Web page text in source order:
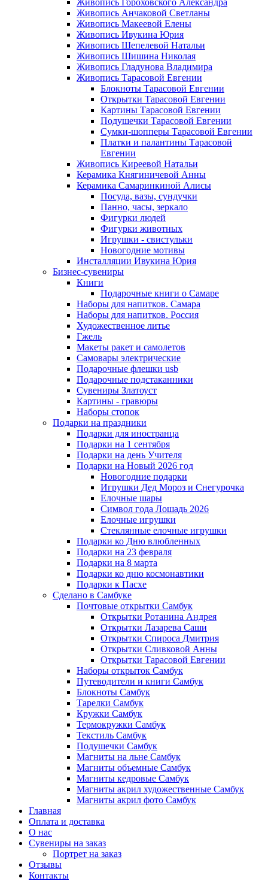
Живопись Гороховского Александра
Живопись Анчаковой Светланы
Живопись Макеевой Елены
Живопись Ивукина Юрия
Живопись Шепелевой Натальи
Живопись Шишина Николая
Живопись Гладунова Владимира
Живопись Тарасовой Евгении
Блокноты Тарасовой Евгении
Открытки Тарасовой Евгении
Картины Тарасовой Евгении
Подушечки Тарасовой Евгении
Сумки-шопперы Тарасовой Евгении
Платки и палантины Тарасовой
Евгении
Живопись Киреевой Натальи
Керамика Княгиничевой Анны
Керамика Самаринкиной Алисы
Посуда, вазы, сундучки
Панно, часы, зеркало
Фигурки людей
Фигурки животных
Игрушки - свистульки
Новогодние мотивы
Инсталляции Ивукина Юрия
Бизнес-сувениры
Книги
Подарочные книги о Самаре
Наборы для напитков. Самара
Наборы для напитков. Россия
Художественное литье
Гжель
Макеты ракет и самолетов
Самовары электрические
Подарочные флешки usb
Подарочные подстаканники
Сувениры Златоуст
Картины - гравюры
Наборы стопок
Подарки на праздники
Подарки для иностранца
Подарки на 1 сентября
Подарки на день Учителя
Подарки на Новый 2026 год
Новогодние подарки
Игрушки Дед Мороз и Снегурочка
Елочные шары
Символ года Лошадь 2026
Елочные игрушки
Стеклянные елочные игрушки
Подарки ко Дню влюбленных
Подарки на 23 февраля
Подарки на 8 марта
Подарки ко дню космонавтики
Подарки к Пасхе
Сделано в Самбуке
Почтовые открытки Самбук
Открытки Ротанина Андрея
Открытки Лазарева Саши
Открытки Спироса Дмитрия
Открытки Сливковой Анны
Открытки Тарасовой Евгении
Наборы открыток Самбук
Путеводители и книги Самбук
Блокноты Самбук
Тарелки Самбук
Кружки Самбук
Термокружки Самбук
Текстиль Самбук
Подушечки Самбук
Магниты на льне Самбук
Магниты объемные Самбук
Магниты кедровые Самбук
Магниты акрил художественные Самбук
Магниты акрил фото Самбук
Главная
Оплата и доставка
О нас
Сувениры на заказ
Портрет на заказ
Отзывы
Контакты